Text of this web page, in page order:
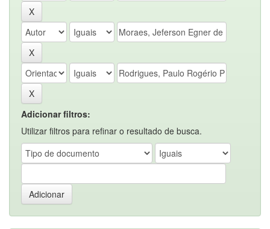
Adicionar filtros:
Utilizar filtros para refinar o resultado de busca.